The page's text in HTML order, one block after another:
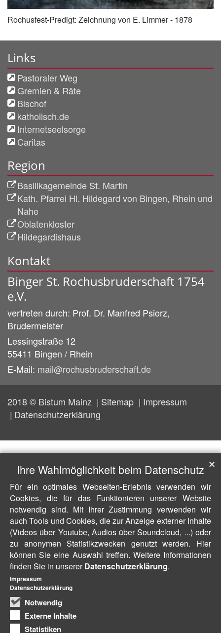
Rochusfest-Predigt: Zeichnung von E. Limmer - 1878
Links
Pastoraler Weg
Gremien & Räte
Bischof
katholisch.de
Internetseelsorge
Caritas
Region
Basilikagemeinde St. Martin
Kath. Pfarrei Hl. Hildegard von Bingen, Rhein und
Nahe
Oblatenkloster
Hildegardishaus
Kontakt
Binger St. Rochusbruderschaft 1754
e.V.
vertreten durch: Prof. Dr. Manfred Psiorz,
Brudermeister
Lessingstraße 12
55411 Bingen / Rhein
E-Mail: mail@rochusbruderschaft.de
2018 © Bistum Mainz Sitemap
Impressum
Datenschutzerklärung
Ihre Wahlmöglichkeit beim Datenschutz
Für ein optimales Webseiten-Erlebnis verwenden wir
Cookies, die für das Funktionieren unserer Website
notwendig sind. Mit Ihrer Zustimmung verwenden wir
auch Tools und Cookies, die zur Anzeige externer Inhalte
(Videos über Youtube, Audios über Soundcloud, ...) oder
zu anonymen Statistikzwecken genutzt werden. Hier
können Sie eine Auswahl treffen. Weitere Informationen
finden Sie in unserer Datenschutzerklärung.
Notwendig
Externe Inhalte
Statistiken
✕
Impressum
Datenschutzerklärung